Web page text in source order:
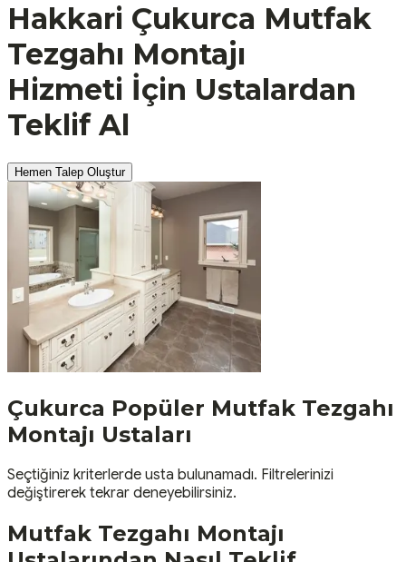
Hakkari Çukurca Mutfak
Tezgahı Montajı
Hizmeti İçin Ustalardan
Teklif Al
Hemen Talep Oluştur
Çukurca Popüler Mutfak Tezgahı
Montajı Ustaları
Seçtiğiniz kriterlerde usta bulunamadı. Filtrelerinizi
değiştirerek tekrar deneyebilirsiniz.
Mutfak Tezgahı Montajı